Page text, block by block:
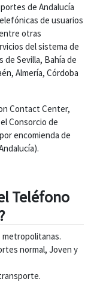
de Andalucía
de usuarios
otras
del sistema de
Sevilla, Bahía de
Almería, Córdoba
Contact Center,
Consorcio de
encomienda de
Teléfono
metropolitanas.
normal, Joven y